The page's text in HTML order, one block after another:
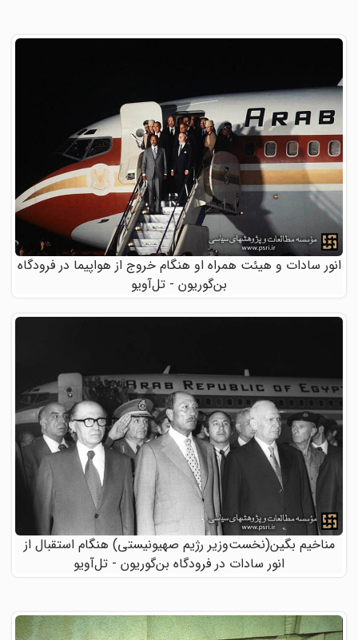
انور سادات و هیئت همراه او هنگام خروج از هواپیما در فرودگاه
بن‌گوریون - تل‌آویو
مناخیم بگین(نخست‌وزیر رژیم صهیونیستی) هنگام استقبال از
انور سادات در فرودگاه بن‌گوریون - تل‌آویو